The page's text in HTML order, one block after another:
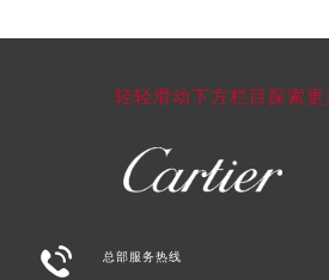
轻轻滑动下方栏目探索更
 总部服务热线